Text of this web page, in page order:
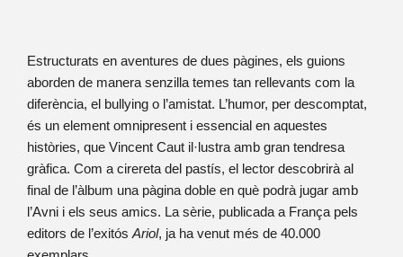
Estructurats en aventures de dues pàgines, els guions
aborden de manera senzilla temes tan rellevants com la
diferència, el bullying o l’amistat. L’humor, per descomptat,
és un element omnipresent i essencial en aquestes
històries, que Vincent Caut il·lustra amb gran tendresa
gràfica. Com a cirereta del pastís, el lector descobrirà al
final de l’àlbum una pàgina doble en què podrà jugar amb
l’Avni i els seus amics. La sèrie, publicada a França pels
editors de l’exitós Ariol, ja ha venut més de 40.000